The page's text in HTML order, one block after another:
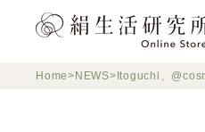
Home NEWS Itoguchi、